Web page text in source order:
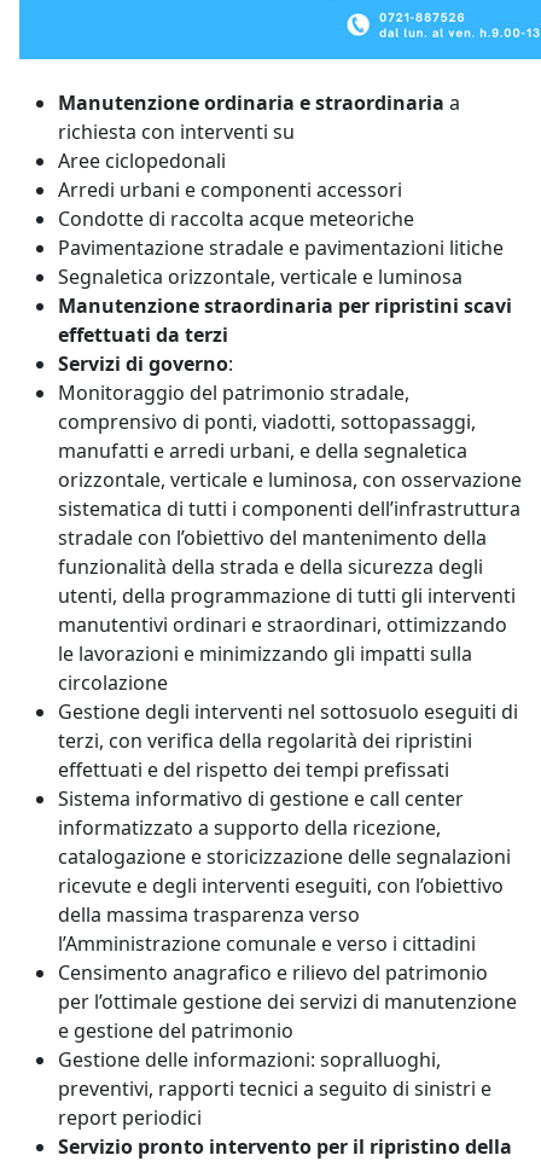
Manutenzione ordinaria e straordinaria a
richiesta con interventi su
Aree ciclopedonali
Arredi urbani e componenti accessori
Condotte di raccolta acque meteoriche
Pavimentazione stradale e pavimentazioni litiche
Segnaletica orizzontale, verticale e luminosa
Manutenzione straordinaria per ripristini scavi
effettuati da terzi
Servizi di governo:
Monitoraggio del patrimonio stradale,
comprensivo di ponti, viadotti, sottopassaggi,
manufatti e arredi urbani, e della segnaletica
orizzontale, verticale e luminosa, con osservazione
sistematica di tutti i componenti dell’infrastruttura
stradale con l’obiettivo del mantenimento della
funzionalità della strada e della sicurezza degli
utenti, della programmazione di tutti gli interventi
manutentivi ordinari e straordinari, ottimizzando
le lavorazioni e minimizzando gli impatti sulla
circolazione
Gestione degli interventi nel sottosuolo eseguiti di
terzi, con verifica della regolarità dei ripristini
effettuati e del rispetto dei tempi prefissati
Sistema informativo di gestione e call center
informatizzato a supporto della ricezione,
catalogazione e storicizzazione delle segnalazioni
ricevute e degli interventi eseguiti, con l’obiettivo
della massima trasparenza verso
l’Amministrazione comunale e verso i cittadini
Censimento anagrafico e rilievo del patrimonio
per l’ottimale gestione dei servizi di manutenzione
e gestione del patrimonio
Gestione delle informazioni: sopralluoghi,
preventivi, rapporti tecnici a seguito di sinistri e
report periodici
Servizio pronto intervento per il ripristino della